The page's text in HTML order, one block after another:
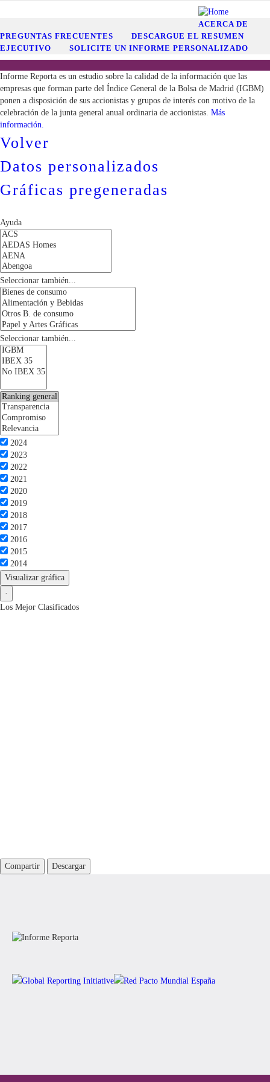
ACERCA DE
PREGUNTAS FRECUENTES
DESCARGUE EL RESUMEN
EJECUTIVO
SOLICITE UN INFORME PERSONALIZADO
Informe Reporta es un estudio sobre la calidad de la información que las
empresas que forman parte del Índice General de la Bolsa de Madrid (IGBM)
ponen a disposición de sus accionistas y grupos de interés con motivo de la
celebración de la junta general anual ordinaria de accionistas. Más
información.
Volver
Datos personalizados
Gráficas pregeneradas
Ayuda
Seleccionar también...
Seleccionar también...
2024
2023
2022
2021
2020
2019
2018
2017
2016
2015
2014
Visualizar gráfica
·
Los Mejor Clasificados
Compartir Descargar